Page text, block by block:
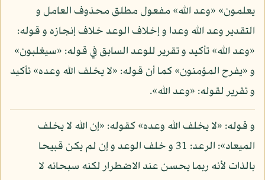
يعلمون» «وعد الله» مفعول مطلق محذوف العامل و
التقدير وعد الله وعدا و إخلاف الوعد خلاف إنجازه و قوله:
«وعد الله» تأكيد و تقرير للوعد السابق في قوله: «سيغلبون»
و «يفرح المؤمنون» كما أن قوله: «لا يخلف الله وعده» تأكيد
و تقرير لقوله: «وعد الله».
و قوله: «لا يخلف الله وعده» كقوله: «إن الله لا يخلف
الميعاد»: الرعد: 31 و خلف الوعد و إن لم يكن قبيحا
بالذات لأنه ربما يحسن عند الاضطرار لكنه سبحانه لا